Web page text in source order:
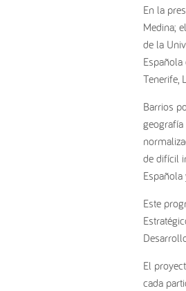
En la
Medina;
de la
Tenerife,
Barrios
de difícil
Este
El
cada